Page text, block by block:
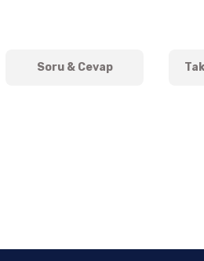
Soru & Cevap